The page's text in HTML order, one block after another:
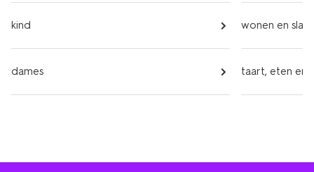
kind
dames
wonen en
taart, eten en